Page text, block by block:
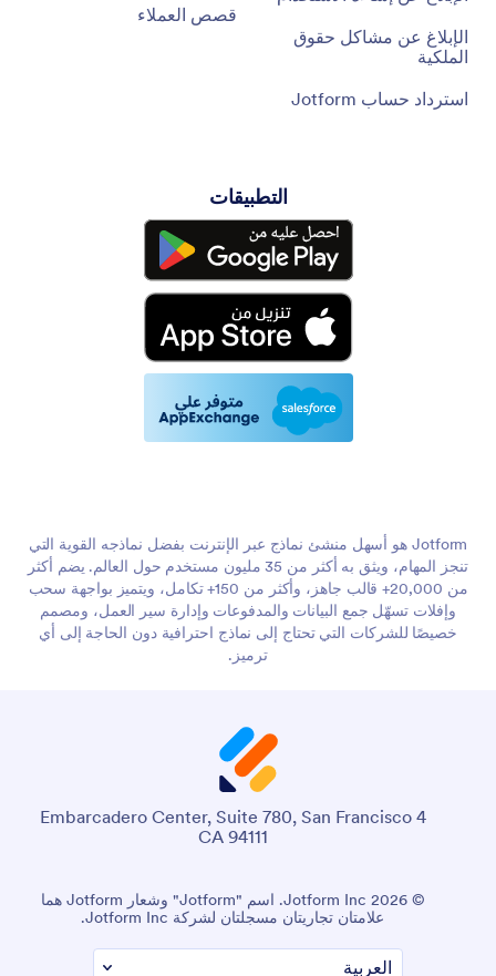
الإبلاغ عن مشاكل حقوق
الملكية
استرداد حساب Jotform
قصص العملاء
التطبيقات
Jotform هو أسهل منشئ نماذج عبر الإنترنت بفضل نماذجه القوية التي
تنجز المهام، ويثق به أكثر من 35 مليون مستخدم حول العالم. يضم أكثر
من 20,000+ قالب جاهز، وأكثر من 150+ تكامل، ويتميز بواجهة سحب
وإفلات تسهّل جمع البيانات والمدفوعات وإدارة سير العمل، ومصمم
خصيصًا للشركات التي تحتاج إلى نماذج احترافية دون الحاجة إلى أي
ترميز.
4 Embarcadero Center, Suite 780, San Francisco
CA 94111
© 2026 Jotform Inc. اسم "Jotform" وشعار Jotform هما
علامتان تجاريتان مسجلتان لشركة Jotform Inc.